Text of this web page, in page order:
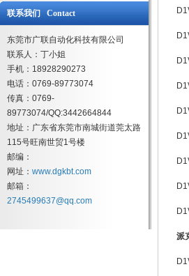
联系我们 Contact
东莞市广联自动化科技有限公司
联系人：丁小姐
手机：18928290273
电话：0769-89773074
传真：0769-
89773074/QQ:3442664844
地址：广东省东莞市南城街道莞太路
115号旺南世贸1号楼
邮编：
网址： www.dgkbt.com
邮箱：
2745499637@qq.com
派